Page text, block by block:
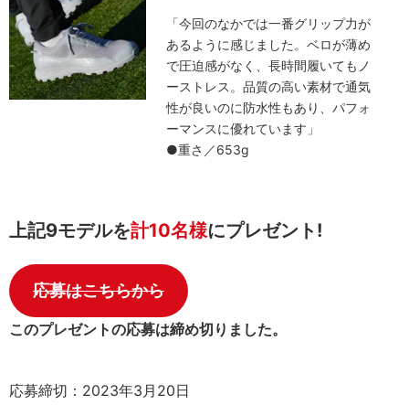
「今回のなかでは一番グリップ力が
あるように感じました。ベロが薄め
で圧迫感がなく、長時間履いてもノ
ーストレス。品質の高い素材で通気
性が良いのに防水性もあり、パフォ
ーマンスに優れています」
●重さ／653g
上記9モデルを計10名様にプレゼント!
応募はこちらから
このプレゼントの応募は締め切りました。
応募締切：2023年3月20日